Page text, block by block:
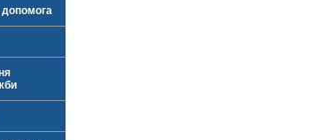
допомога